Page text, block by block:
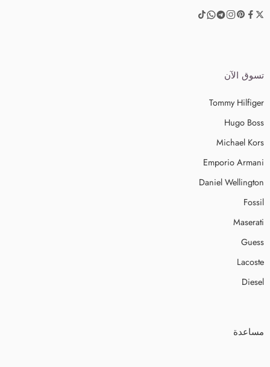
تسوق الآن
Tommy Hilfiger
Hugo Boss
Michael Kors
Emporio Armani
Daniel Wellington
Fossil
Maserati
Guess
Lacoste
Diesel
مساعدة